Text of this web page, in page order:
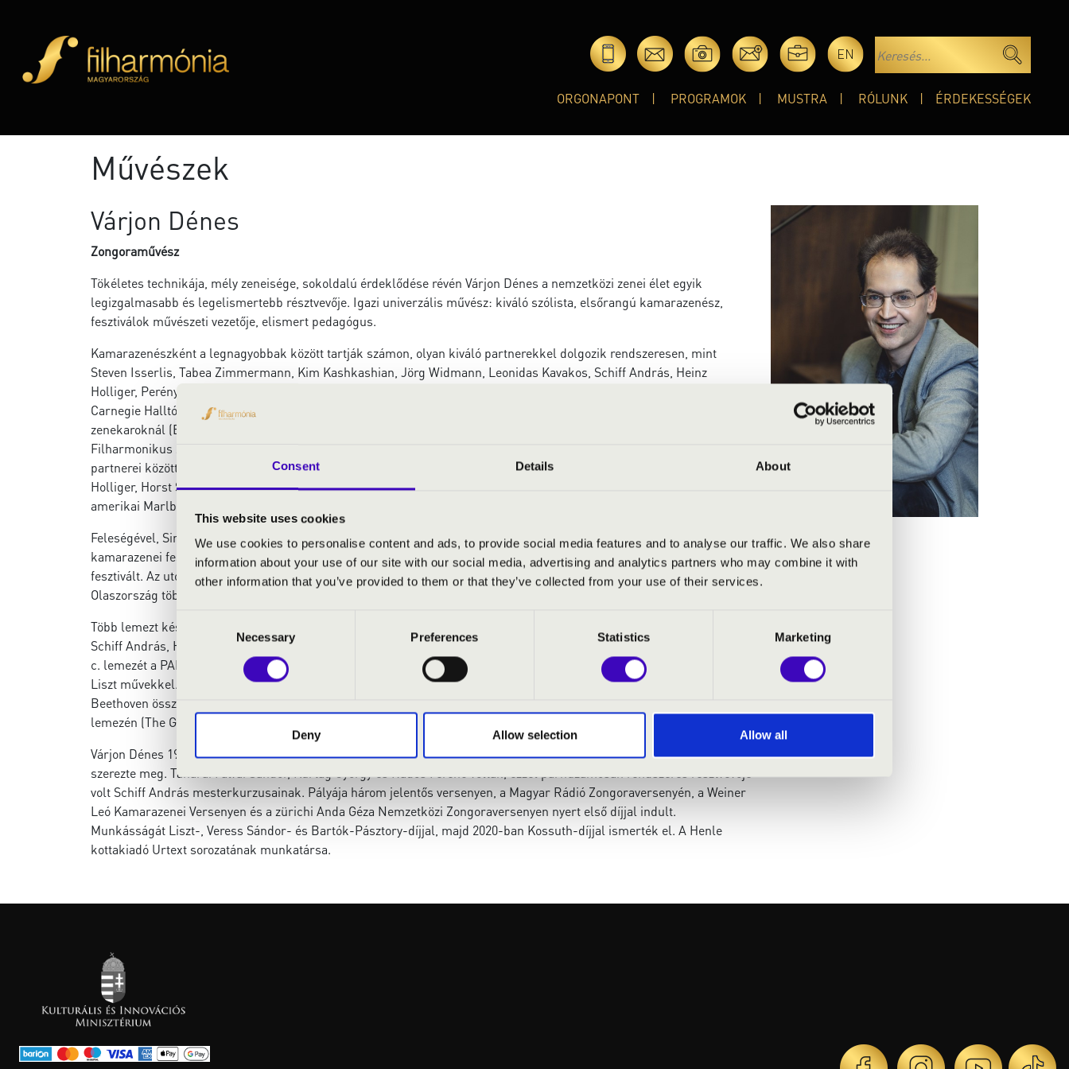
Consent Details About
This website uses cookies
We use cookies to personalise content and ads, to provide social media features and to analyse our traffic. We also share
information about your use of our site with our social media, advertising and analytics partners who may combine it with
other information that you’ve provided to them or that they’ve collected from your use of their services.
Necessary Preferences Statistics Marketing
Deny Allow selection Allow all
EN
ORGONAPONT PROGRAMOK MUSTRA RÓLUNK ÉRDEKESSÉGEK
Művészek
Várjon Dénes
Zongoraművész
Tökéletes technikája, mély zeneisége, sokoldalú érdeklődése révén Várjon Dénes a nemzetközi zenei élet egyik
legizgalmasabb és legelismertebb résztvevője. Igazi univerzális művész: kiváló szólista, elsőrangú kamarazenész,
fesztiválok művészeti vezetője, elismert pedagógus.
Kamarazenészként a legnagyobbak között tartják számon, olyan kiváló partnerekkel dolgozik rendszeresen, mint
Steven Isserlis, Tabea Zimmermann, Kim Kashkashian, Jörg Widmann, Leonidas Kavakos, Schiff András, Heinz
Holliger, Perényi Miklós, Joshua Bell. Szólistaként rendszeres meghívottja a nagy koncertsorozatoknak, a new yorki
Carnegie Halltól a bécsi Konzerthauson át a londoni Wigmore Hallig, de ugyanilyen szívesen látott vendég a vezető
zenekaroknál (Budapesti Fesztiválzenekar, Tonhalle Zenekar, Berlini Rádió Szimfonikus Zenekara, Szentpétervári
Filharmonikus Zenekar, Orosz Nemzeti Zenekar, Kremerata Baltica, Academy of St. Martin in the Fields). Karmester
partnerei között olyan kiváló muzsikusokat találunk, mint Solti György, Végh Sándor, Fischer Iván, Fischer Ádám, Heinz
Holliger, Horst Stein, Leopold Hager, Kocsis Zoltán. Rendszeres résztvevője a nagy nemzetközi fesztiváloknak az
amerikai Marlborótól a Salzburgi Ünnepi Játékokon át az Edinburgh-i Fesztiválig.
Feleségével, Simon Izabellával gyakran játszik négykezes és kétzongorás programokat, az utolsó évtizedben több
kamarazenei fesztivált szerveztek és vezettek közösen, köztük a Zeneakadémián évente megrendezett „kamara.hu”
fesztivált. Az utóbbi években rendszeresen koncertezik Alfred Brendellel: közös Liszt projektjüket Londontól
Olaszország több zenei központjáig számos helyen bemutatták.
Több lemezt készített a Naxos, Capriccio és Hungaroton számára. A Teldec Veress Sándor műveit bemutató CD-jén
Schiff András, Heinz Holliger és a Budapesti Fesztiválzenekar partnereként közreműködött, „Hommage a Géza Anda”
c. lemezét a PAN-Classics jelentette meg. 2012-ben szóló CD-je jelent meg az ECM lemezcégnél Berg, Janácek és
Liszt művekkel. 2015-ben Schumann zongoraversenyét játszotta lemezre a kölni WDR Zenekarral és Heinz Holligerrel,
Beethoven összes zongoraversenyét pedig a Concerto Budapesttel és Keller Andrással a Hungaroton számára. Utolsó
lemezén (The Great Fugue – Hungaroton, 2017) Simon Izabellával kétzongorás és négykezes darabokat játszik.
Várjon Dénes 1984-ban kezdte felsőfokú tanulmányait a Liszt Ferenc Zeneművészeti Főiskolán, diplomáját 1991-ben
szerezte meg. Tanárai Falvai Sándor, Kurtág György és Rados Ferenc voltak, ezzel párhuzamosan rendszeres résztvevője
volt Schiff András mesterkurzusainak. Pályája három jelentős versenyen, a Magyar Rádió Zongoraversenyén, a Weiner
Leó Kamarazenei Versenyen és a zürichi Anda Géza Nemzetközi Zongoraversenyen nyert első díjjal indult.
Munkásságát Liszt-, Veress Sándor- és Bartók-Pásztory-díjjal, majd 2020-ban Kossuth-díjjal ismerték el. A Henle
kottakiadó Urtext sorozatának munkatársa.